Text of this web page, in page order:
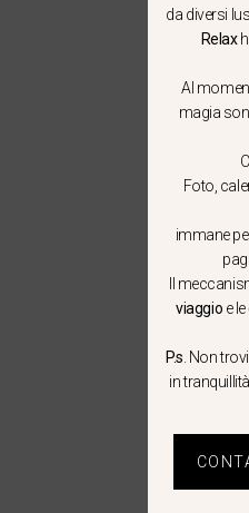
da diversi
Relax
Al
magia
Foto,
immane
Il
viaggio e le
P.s . Non
in tranquillità